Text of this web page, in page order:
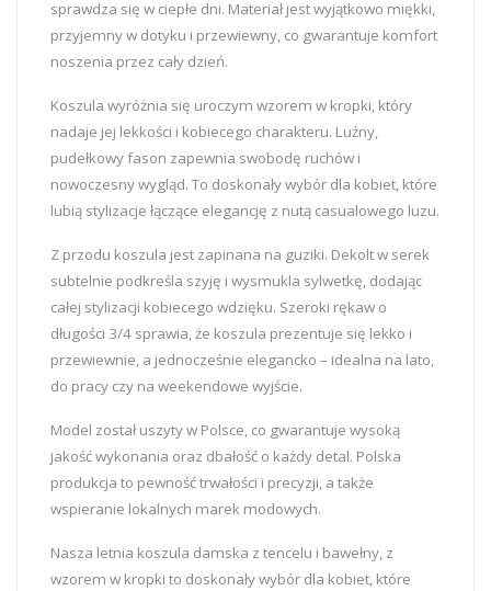
sprawdza się w ciepłe dni. Materiał jest wyjątkowo miękki,
przyjemny w dotyku i przewiewny, co gwarantuje komfort
noszenia przez cały dzień.
Koszula wyróżnia się uroczym wzorem w kropki, który
nadaje jej lekkości i kobiecego charakteru. Luźny,
pudełkowy fason zapewnia swobodę ruchów i
nowoczesny wygląd. To doskonały wybór dla kobiet, które
lubią stylizacje łączące elegancję z nutą casualowego luzu.
Z przodu koszula jest zapinana na guziki. Dekolt w serek
subtelnie podkreśla szyję i wysmukla sylwetkę, dodając
całej stylizacji kobiecego wdzięku. Szeroki rękaw o
długości 3/4 sprawia, że koszula prezentuje się lekko i
przewiewnie, a jednocześnie elegancko – idealna na lato,
do pracy czy na weekendowe wyjście.
Model został uszyty w Polsce, co gwarantuje wysoką
jakość wykonania oraz dbałość o każdy detal. Polska
produkcja to pewność trwałości i precyzji, a także
wspieranie lokalnych marek modowych.
Nasza letnia koszula damska z tencelu i bawełny, z
wzorem w kropki to doskonały wybór dla kobiet, które